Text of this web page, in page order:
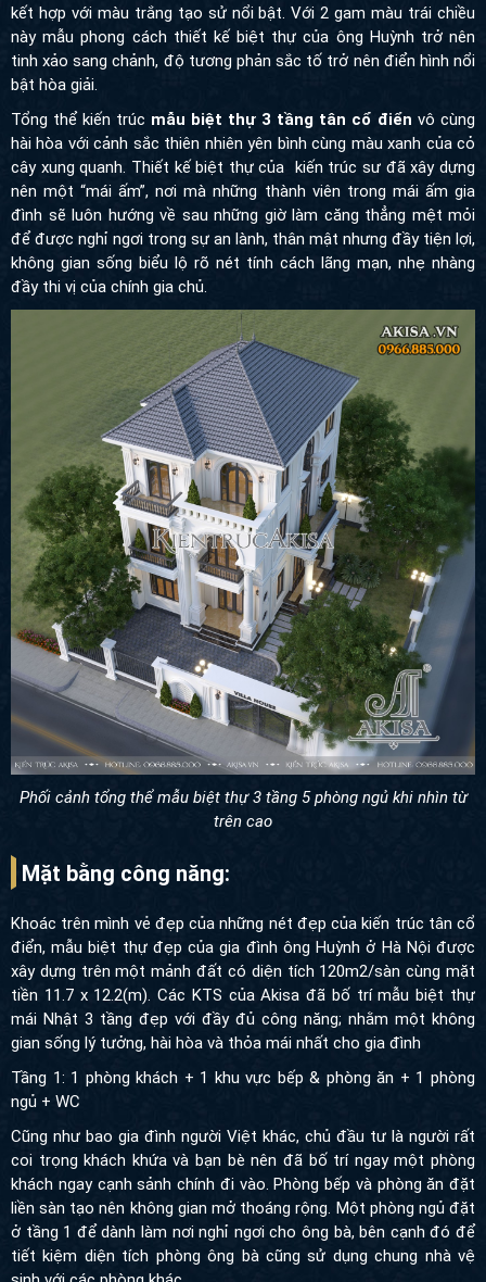
kết hợp với màu trắng tạo sử nổi bật. Với 2 gam màu trái chiều
này mẫu phong cách thiết kế biệt thự của ông Huỳnh trở nên
tinh xảo sang chảnh, độ tương phản sắc tố trở nên điển hình nổi
bật hòa giải.
Tổng thể kiến trúc mẫu biệt thự 3 tầng tân cổ điển vô cùng
hài hòa với cảnh sắc thiên nhiên yên bình cùng màu xanh của cỏ
cây xung quanh. Thiết kế biệt thự của kiến trúc sư đã xây dựng
nên một “mái ấm”, nơi mà những thành viên trong mái ấm gia
đình sẽ luôn hướng về sau những giờ làm căng thẳng mệt mỏi
để được nghỉ ngơi trong sự an lành, thân mật nhưng đầy tiện lợi,
không gian sống biểu lộ rõ nét tính cách lãng mạn, nhẹ nhàng
đầy thi vị của chính gia chủ.
Phối cảnh tổng thể mẫu biệt thự 3 tầng 5 phòng ngủ khi nhìn từ
trên cao
Mặt bằng công năng:
Khoác trên mình vẻ đẹp của những nét đẹp của kiến trúc tân cổ
điển, mẫu biệt thự đẹp của gia đình ông Huỳnh ở Hà Nội được
xây dựng trên một mảnh đất có diện tích 120m2/sàn cùng mặt
tiền 11.7 x 12.2(m). Các KTS của Akisa đã bố trí mẫu biệt thự
mái Nhật 3 tầng đẹp với đầy đủ công năng; nhằm một không
gian sống lý tưởng, hài hòa và thỏa mái nhất cho gia đình
Tầng 1: 1 phòng khách + 1 khu vực bếp & phòng ăn + 1 phòng
ngủ + WC
Cũng như bao gia đình người Việt khác, chủ đầu tư là người rất
coi trọng khách khứa và bạn bè nên đã bố trí ngay một phòng
khách ngay cạnh sảnh chính đi vào. Phòng bếp và phòng ăn đặt
liền sàn tạo nên không gian mở thoáng rộng. Một phòng ngủ đặt
ở tầng 1 để dành làm nơi nghỉ ngơi cho ông bà, bên cạnh đó để
tiết kiệm diện tích phòng ông bà cũng sử dụng chung nhà vệ